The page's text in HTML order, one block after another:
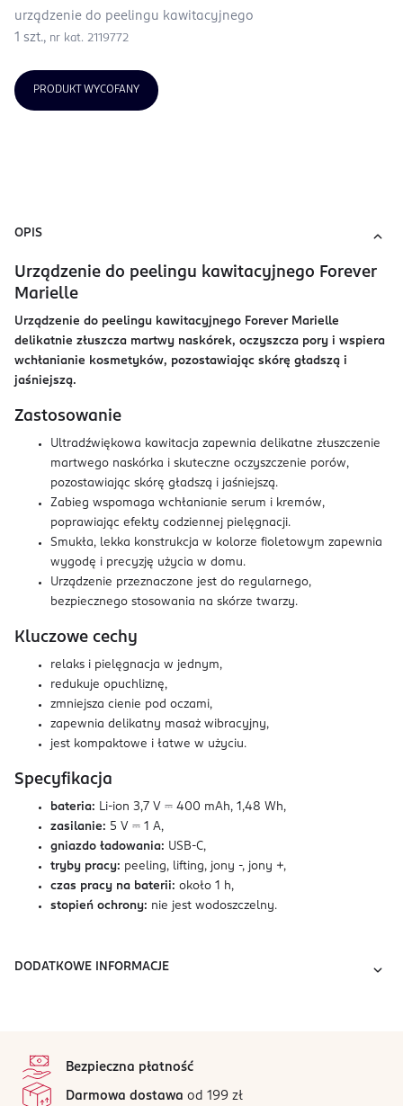
urządzenie do peelingu kawitacyjnego
1 szt., nr kat. 2119772
PRODUKT WYCOFANY
OPIS
Urządzenie do peelingu kawitacyjnego Forever
Marielle
Urządzenie do peelingu kawitacyjnego Forever Marielle
delikatnie złuszcza martwy naskórek, oczyszcza pory i wspiera
wchłanianie kosmetyków, pozostawiając skórę gładszą i
jaśniejszą.
Zastosowanie
Ultradźwiękowa kawitacja zapewnia delikatne złuszczenie
martwego naskórka i skuteczne oczyszczenie porów,
pozostawiając skórę gładszą i jaśniejszą.
Zabieg wspomaga wchłanianie serum i kremów,
poprawiając efekty codziennej pielęgnacji.
Smukła, lekka konstrukcja w kolorze fioletowym zapewnia
wygodę i precyzję użycia w domu.
Urządzenie przeznaczone jest do regularnego,
bezpiecznego stosowania na skórze twarzy.
Kluczowe cechy
relaks i pielęgnacja w jednym,
redukuje opuchliznę,
zmniejsza cienie pod oczami,
zapewnia delikatny masaż wibracyjny,
jest kompaktowe i łatwe w użyciu.
Specyfikacja
bateria: Li-ion 3,7 V ⎓ 400 mAh, 1,48 Wh,
zasilanie: 5 V ⎓ 1 A,
gniazdo ładowania: USB-C,
tryby pracy: peeling, lifting, jony -, jony +,
czas pracy na baterii: około 1 h,
stopień ochrony: nie jest wodoszczelny.
DODATKOWE INFORMACJE
Bezpieczna płatność
Darmowa dostawa od 199 zł